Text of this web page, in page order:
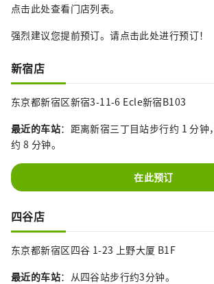
点击此处查看门店列表。
强烈建议您提前预订。请点击此处进行预订！
新宿店
东京都新宿区新宿3-11-6 Ecle新宿B103
最近的车站：距离新宿三丁目站步行约 1 分钟
约 8 分钟。
在此预订
四谷店
东京都新宿区四谷 1-23 上野大厦 B1F
最近的车站：从四谷站步行约3分钟。